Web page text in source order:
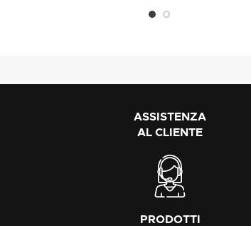
ASSISTENZA
AL CLIENTE
PRODOTTI